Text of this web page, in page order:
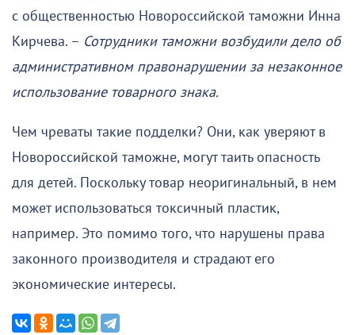
с общественностью Новороссийской таможни Инна
Кирчева. – Сотрудники таможни возбудили дело об
административном правонарушении за незаконное
использование товарного знака.
Чем чреваты такие подделки? Они, как уверяют в
Новороссийской таможне, могут таить опасность
для детей. Поскольку товар неоригинальный, в нем
может использоваться токсичный пластик,
например. Это помимо того, что нарушены права
законного производителя и страдают его
экономические интересы.